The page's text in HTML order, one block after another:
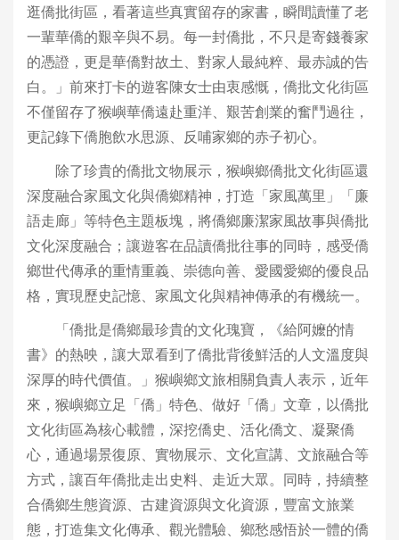
逛僑批街區，看著這些真實留存的家書，瞬間讀懂了老
一輩華僑的艱辛與不易。每一封僑批，不只是寄錢養家
的憑證，更是華僑對故土、對家人最純粹、最赤誠的告
白。」前來打卡的遊客陳女士由衷感慨，僑批文化街區
不僅留存了猴嶼華僑遠赴重洋、艱苦創業的奮鬥過往，
更記錄下僑胞飲水思源、反哺家鄉的赤子初心。
除了珍貴的僑批文物展示，猴嶼鄉僑批文化街區還
深度融合家風文化與僑鄉精神，打造「家風萬里」「廉
語走廊」等特色主題板塊，將僑鄉廉潔家風故事與僑批
文化深度融合；讓遊客在品讀僑批往事的同時，感受僑
鄉世代傳承的重情重義、崇德向善、愛國愛鄉的優良品
格，實現歷史記憶、家風文化與精神傳承的有機統一。
「僑批是僑鄉最珍貴的文化瑰寶，《給阿嬤的情
書》的熱映，讓大眾看到了僑批背後鮮活的人文溫度與
深厚的時代價值。」猴嶼鄉文旅相關負責人表示，近年
來，猴嶼鄉立足「僑」特色、做好「僑」文章，以僑批
文化街區為核心載體，深挖僑史、活化僑文、凝聚僑
心，通過場景復原、實物展示、文化宣講、文旅融合等
方式，讓百年僑批走出史料、走近大眾。同時，持續整
合僑鄉生態資源、古建資源與文化資源，豐富文旅業
態，打造集文化傳承、觀光體驗、鄉愁感悟於一體的僑